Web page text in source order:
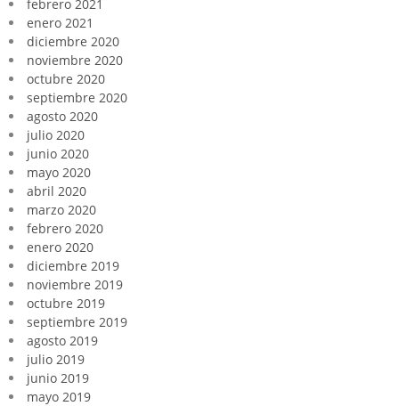
febrero 2021
enero 2021
diciembre 2020
noviembre 2020
octubre 2020
septiembre 2020
agosto 2020
julio 2020
junio 2020
mayo 2020
abril 2020
marzo 2020
febrero 2020
enero 2020
diciembre 2019
noviembre 2019
octubre 2019
septiembre 2019
agosto 2019
julio 2019
junio 2019
mayo 2019